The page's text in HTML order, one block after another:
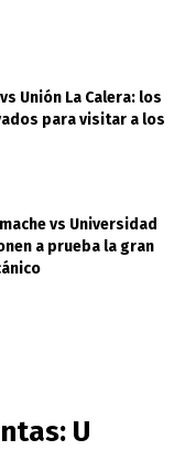
Unión La Calera: los
para visitar a los
vs Universidad
a prueba la gran
U